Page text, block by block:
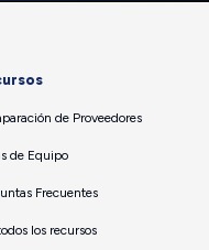
de Proveedores
de Equipo
Frecuentes
los recursos